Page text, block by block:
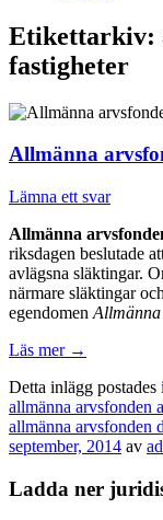
Etikettarkiv:
fastigheter
Allmänna
Lämna ett svar
Allmänna
riksdagen beslutade
avlägsna släktingar.
närmare släktingar
egendomen
Läs mer →
Detta inlägg postades i
allmänna arvsfonden
allmänna arvsfonden
september, 2014 av
Ladda ner